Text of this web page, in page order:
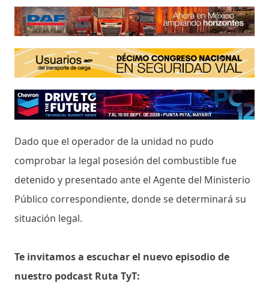
Dado que el operador de la unidad no pudo
comprobar la legal posesión del combustible fue
detenido y presentado ante el Agente del Ministerio
Público correspondiente, donde se determinará su
situación legal.
Te invitamos a escuchar el nuevo episodio de
nuestro podcast Ruta TyT: